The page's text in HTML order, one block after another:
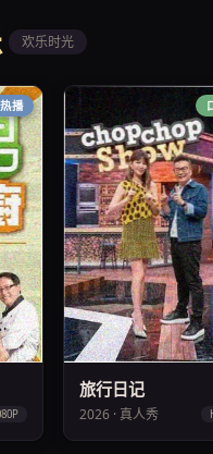
欢乐时光
热播
旅行日记
2026 · 真人秀